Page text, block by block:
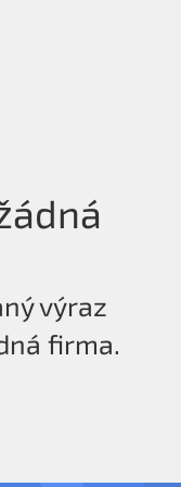
výraz
firma.